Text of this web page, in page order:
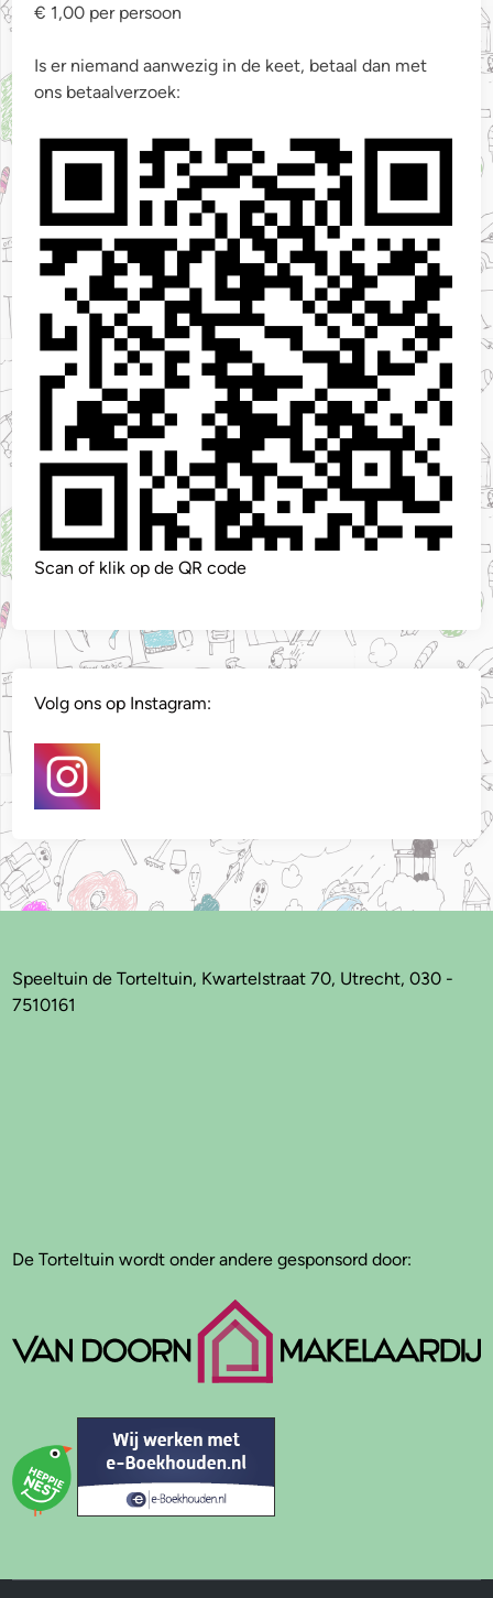
€ 1,00 per persoon
Is er niemand aanwezig in de keet, betaal dan met
ons betaalverzoek:
Scan of klik op de QR code
Volg ons op Instagram:
Speeltuin de Torteltuin, Kwartelstraat 70, Utrecht, 030 -
7510161
De Torteltuin wordt onder andere gesponsord door: